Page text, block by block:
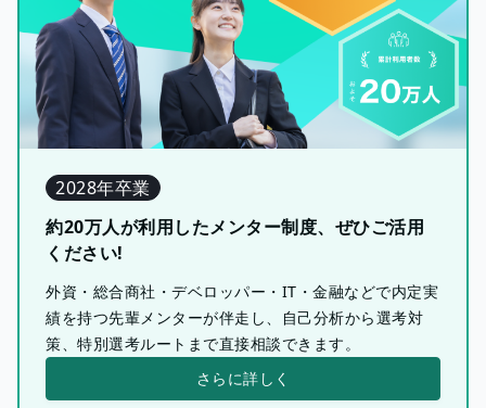
2028年卒業
約20万人が利用したメンター制度、ぜひご活用
ください!
外資・総合商社・デベロッパー・IT・金融などで内定実
績を持つ先輩メンターが伴走し、自己分析から選考対
策、特別選考ルートまで直接相談できます。
さらに詳しく